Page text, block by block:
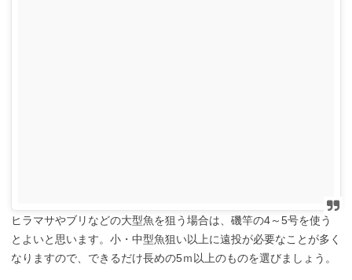
ヒラマサやブリなどの大型魚を狙う場合は、磯竿の4～5号を使う
とよいと思います。小・中型魚狙い以上に遠投が必要なことが多く
なりますので、できるだけ長めの5ｍ以上のものを選びましょう。